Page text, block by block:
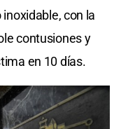
con la
contusiones y
en 10 días.